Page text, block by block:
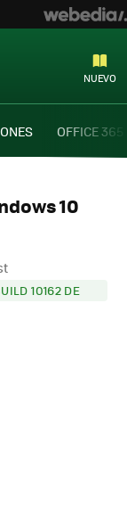
NUEVO
OFFICE 365
10
10162 DE